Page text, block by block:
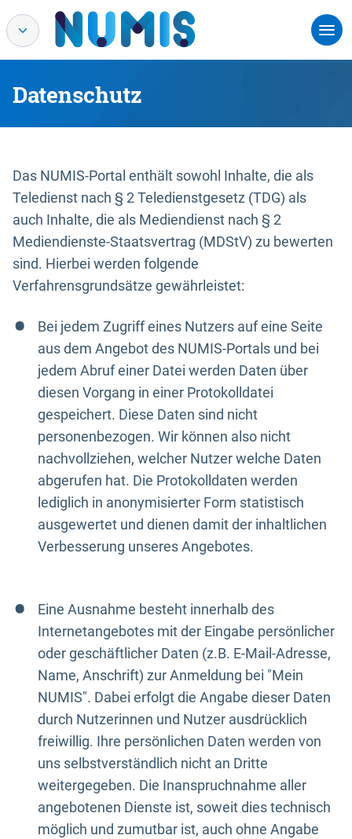
Datenschutz
Das NUMIS-Portal enthält sowohl Inhalte, die als
Teledienst nach § 2 Teledienstgesetz (TDG) als
auch Inhalte, die als Mediendienst nach § 2
Mediendienste-Staatsvertrag (MDStV) zu bewerten
sind. Hierbei werden folgende
Verfahrensgrundsätze gewährleistet:
Bei jedem Zugriff eines Nutzers auf eine Seite
aus dem Angebot des NUMIS-Portals und bei
jedem Abruf einer Datei werden Daten über
diesen Vorgang in einer Protokolldatei
gespeichert. Diese Daten sind nicht
personenbezogen. Wir können also nicht
nachvollziehen, welcher Nutzer welche Daten
abgerufen hat. Die Protokolldaten werden
lediglich in anonymisierter Form statistisch
ausgewertet und dienen damit der inhaltlichen
Verbesserung unseres Angebotes.
Eine Ausnahme besteht innerhalb des
Internetangebotes mit der Eingabe persönlicher
oder geschäftlicher Daten (z.B. E-Mail-Adresse,
Name, Anschrift) zur Anmeldung bei "Mein
NUMIS". Dabei erfolgt die Angabe dieser Daten
durch Nutzerinnen und Nutzer ausdrücklich
freiwillig. Ihre persönlichen Daten werden von
uns selbstverständlich nicht an Dritte
weitergegeben. Die Inanspruchnahme aller
angebotenen Dienste ist, soweit dies technisch
möglich und zumutbar ist, auch ohne Angabe